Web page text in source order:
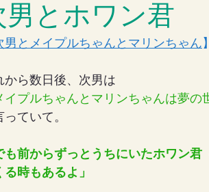
け 旅／お出かけ ブツブツ言
ダンスミュア 覚醒／毒出し
天使エリア 女の地球の守り方
男とホワン君
男とメイプルちゃんとマリンちゃん】
から数日後、次男は
イプルちゃんとマリンちゃんは夢の
っていて。
も前からずっとうちにいたホワン
る時もあるよ」